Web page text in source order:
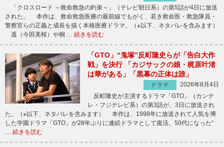
「クロスロード ～救命救急の約束～」（テレビ朝日系）の第5話が4日に放送
された。 本作は、救命救急医療の最前線でもがく、若き救命医・救急隊員・
警察官らの正義と成長を描く本格医療ドラマ。（※以下、ネタバレを含みます）
遥（今田美桜）や桐 … 続きを読む
「GTO」“鬼塚”反町隆史らが「告白大作
戦」を決行 「カジサックの娘・梶原叶渚
は華がある」「黒幕の正体は誰」
ドラマ
2026年8月4日
反町隆史が主演するドラマ「GTO」（カンテ
レ・フジテレビ系）の第3話が、3日に放送され
た。（※以下、ネタバレを含みます） 本作は、1998年に放送されて人気を博
した学園ドラマ「GTO」が28年ぶりに連続ドラマとして復活。50代になった“
… 続きを読む